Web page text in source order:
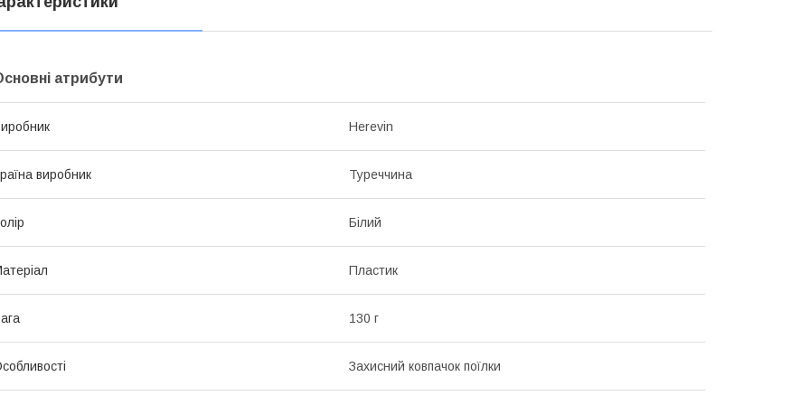
атрибути
Herevin
виробник Туреччина
Білий
Пластик
130 г
Захисний ковпачок поїлки